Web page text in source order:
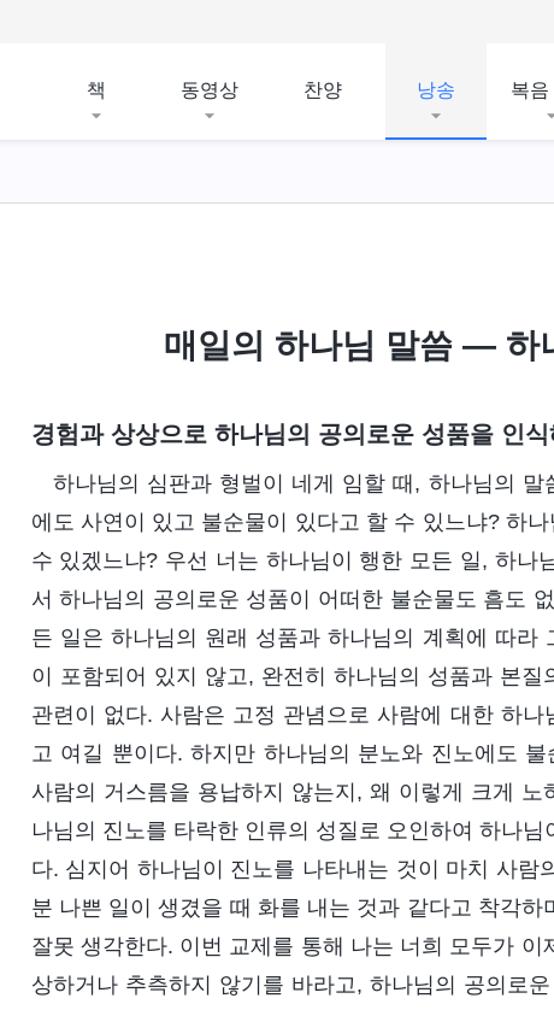
책 동영상 찬양 낭송 복음
매일의 하나님 말씀 ― 하
경험과 상상으로 하나님의 공의로운 성품을 인
하나님의 심판과 형벌이 네게 임할 때, 하나님의
에도 사연이 있고 불순물이 있다고 할 수 있느냐? 하
수 있겠느냐? 우선 너는 하나님이 행한 모든 일, 하나
서 하나님의 공의로운 성품이 어떠한 불순물도 흠도
든 일은 하나님의 원래 성품과 하나님의 계획에 따
이 포함되어 있지 않고, 완전히 하나님의 성품과 본
관련이 없다. 사람은 고정 관념으로 사람에 대한 하
고 여길 뿐이다. 하지만 하나님의 분노와 진노에도
사람의 거스름을 용납하지 않는지, 왜 이렇게 크게
나님의 진노를 타락한 인류의 성질로 오인하여 하나
다. 심지어 하나님이 진노를 나타내는 것이 마치 사람
분 나쁜 일이 생겼을 때 화를 내는 것과 같다고 착각
잘못 생각한다. 이번 교제를 통해 나는 너희 모두가
상하거나 추측하지 않기를 바라고, 하나님의 공의로